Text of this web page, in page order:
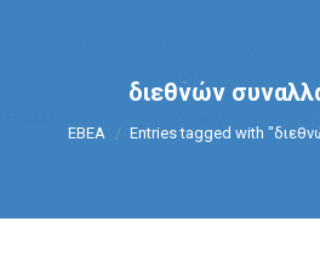
διεθνών
You are here:
ΕΒΕΑ Entries tagged with